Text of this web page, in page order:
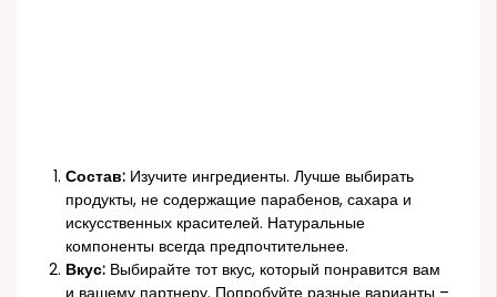
Состав: Изучите ингредиенты. Лучше выбирать
продукты, не содержащие парабенов, сахара и
искусственных красителей. Натуральные
компоненты всегда предпочтительнее.
Вкус: Выбирайте тот вкус, который понравится вам
и вашему партнеру. Попробуйте разные варианты –